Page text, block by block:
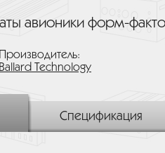
авионики форм-
Производитель:
Ballard Technology
Спецификация